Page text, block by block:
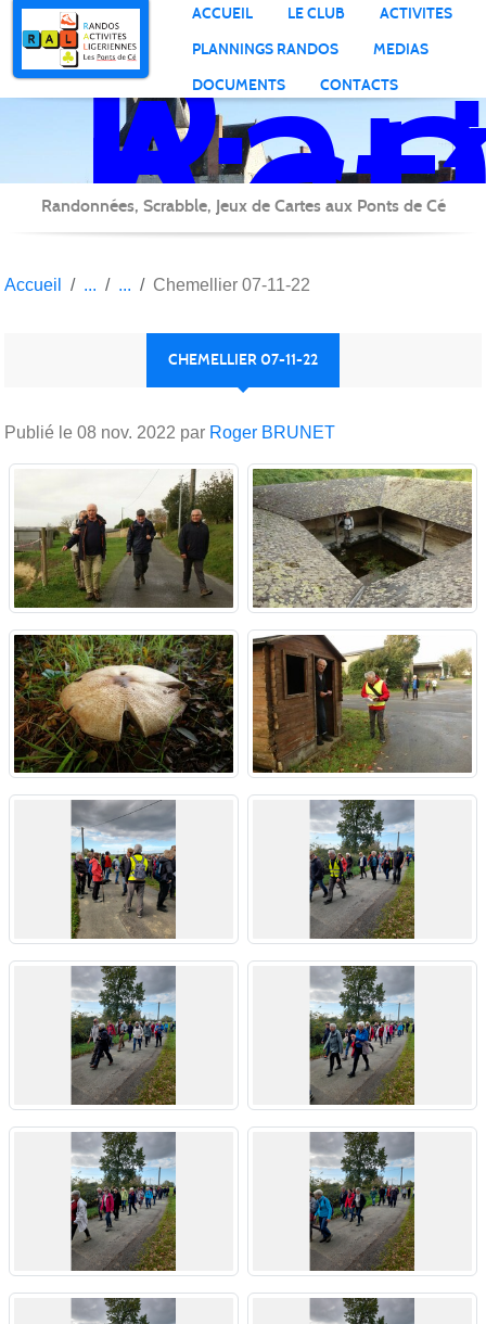
ACCUEIL LE CLUB
ACTIVITES
PLANNINGS RANDOS
MEDIAS
DOCUMENTS
CONTACTS
Randonnées, Scrabble, Jeux de Cartes aux Ponts de Cé
Accueil Chemellier 07-11-22
CHEMELLIER 07-11-22
Publié le 08 nov. 2022 par Roger BRUNET
Panneau de gestion des cookies